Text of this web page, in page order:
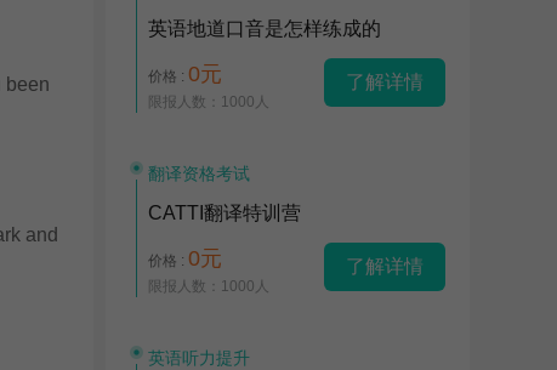
been
and
英语地道口音是怎样练成的
价格 : 0元
限报人数：1000人
了解详情
翻译资格考试
CATTI翻译特训营
价格 : 0元
限报人数：1000人
了解详情
英语听力提升